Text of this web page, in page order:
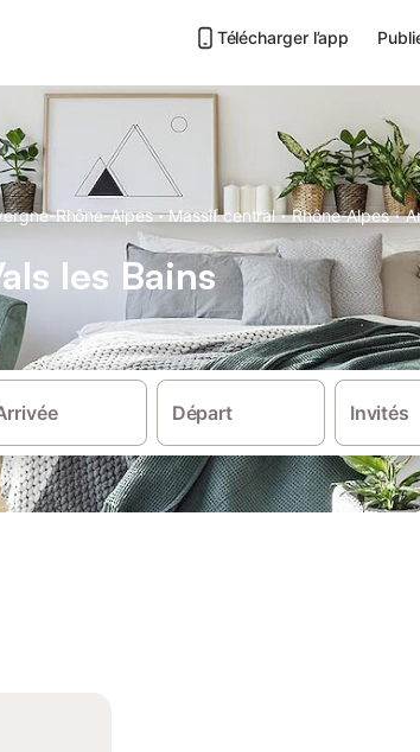
Télécharger l’app
Rhône-Alpes · Massif central · Rhône-Alpes ·
les Bains
Départ Invités